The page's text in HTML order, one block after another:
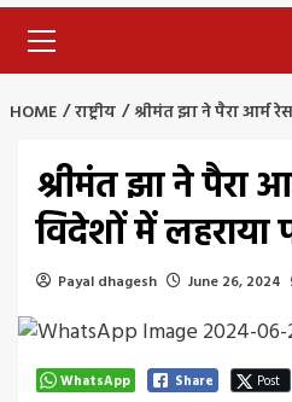
Menu
HOME राष्ट्रीय श्रीमंत झा ने पैरा आर्म
श्रीमंत झा ने पैरा
विदेशों में
Payal dhagesh June 26, 2024
WhatsApp Share Post